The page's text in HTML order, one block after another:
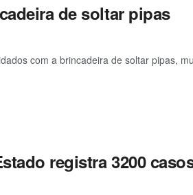
de soltar pipas
com a brincadeira de soltar pipas,
registra 3200